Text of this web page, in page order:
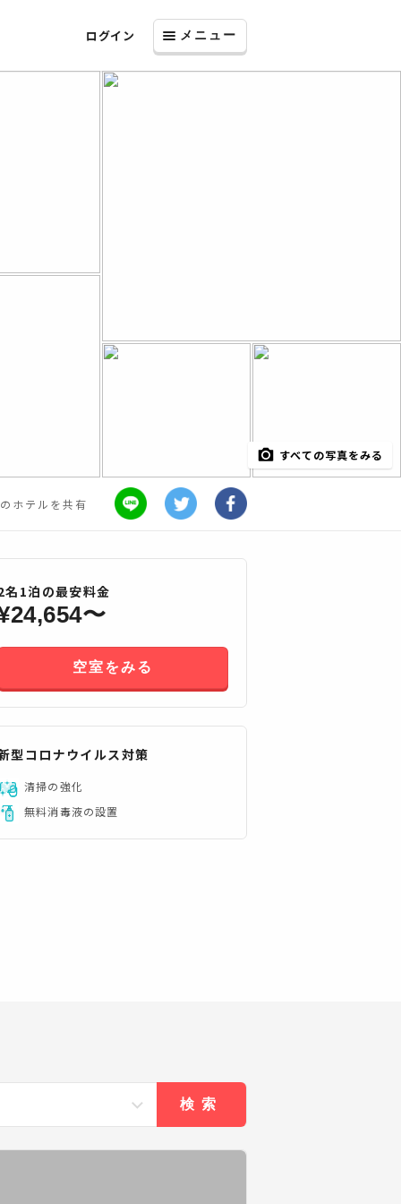
ログイン メニュー
すべての写真をみる
ホテルを共有
すべてみる
名 1泊の最安料金
24,654〜
空室をみる
型コロナウイルス対策
清掃の強化
無料消毒液の設置
検索